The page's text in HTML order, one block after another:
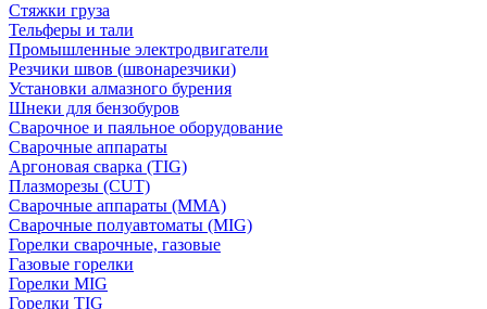
Стяжки груза
Тельферы и тали
Промышленные электродвигатели
Резчики швов (швонарезчики)
Установки алмазного бурения
Шнеки для бензобуров
Сварочное и паяльное оборудование
Сварочные аппараты
Аргоновая сварка (TIG)
Плазморезы (CUT)
Сварочные аппараты (MMA)
Сварочные полуавтоматы (MIG)
Горелки сварочные, газовые
Газовые горелки
Горелки MIG
Горелки TIG